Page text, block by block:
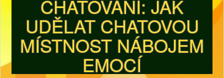
CHATOVÁNÍ: JAK
UDĚLAT CHATOVOU
MÍSTNOST NÁBOJEM
EMOCÍ